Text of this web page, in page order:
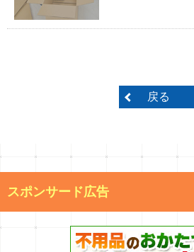
戻る
スポンサード広告